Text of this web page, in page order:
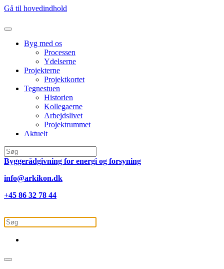
Gå til hovedindhold
Byg med os
Processen
Ydelserne
Projekterne
Projektkortet
Tegnestuen
Historien
Kollegaerne
Arbejdslivet
Projektrummet
Aktuelt
Byggerådgivning for energi og forsyning
info@arkikon.dk
+45 86 32 78 44